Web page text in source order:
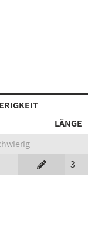
LÄNGE
3